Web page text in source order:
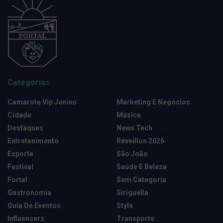
Categorias
Camarote Vip Junino
Cidade
Destaques
Entretenimento
Esporte
Festival
Fortal
Gastronomia
Guia De Eventos
Influencers
Marketing E Negócios
Música
News Tech
Réveillon 2026
São João
Saúde E Beleza
Sem Categoria
Siriguella
Style
Transporte